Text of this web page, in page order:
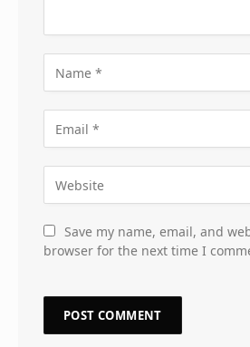
Save my name, email, and
browser for the next time I